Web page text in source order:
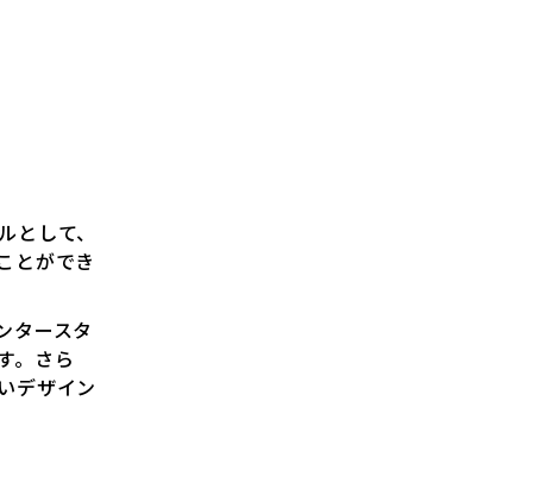
して、
とができ
タースタ
。さら
デザイン